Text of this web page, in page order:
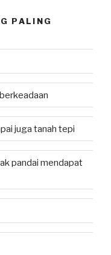
PALING
juga tanah tepi
pandai mendapat